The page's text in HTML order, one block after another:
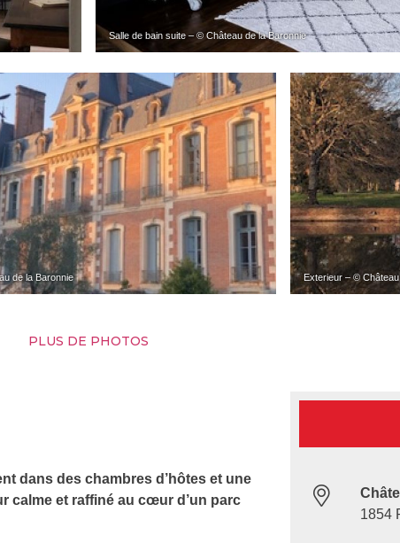
Salle de bain suite – © Château de la Baronnie
de la Baronnie Exterieur – ©
PLUS DE PHOTOS
dans des chambres d’hôtes et une
calme et raffiné au cœur d’un parc
1854